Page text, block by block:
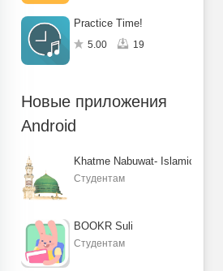
Practice Time!
5.00 19
Новые приложения
Android
Khatme Nabuwat- Islamic Books
Студентам
BOOKR Suli
Студентам